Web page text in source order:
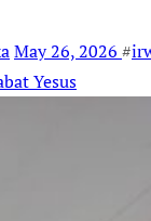
May 26, 2026 #
Yesus